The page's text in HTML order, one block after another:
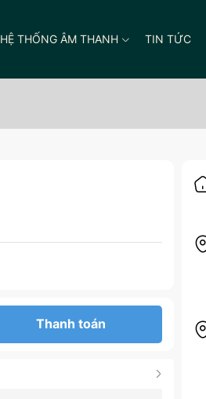
HỆ THỐNG ÂM THANH TIN TỨC
Thanh toán